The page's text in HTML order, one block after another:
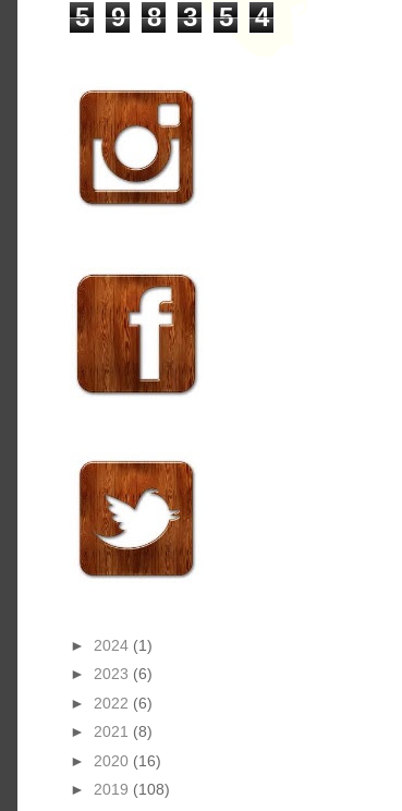
5 9 8 3 5 4
► 2024 (1)
► 2023 (6)
► 2022 (6)
► 2021 (8)
► 2020 (16)
► 2019 (108)